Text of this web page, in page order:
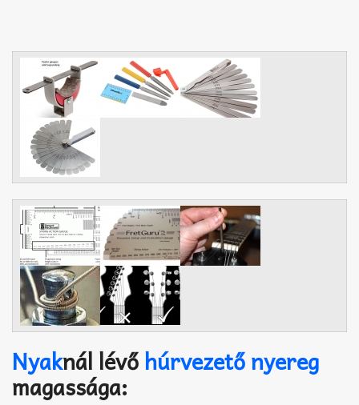
Nyaknál lévőhúrvezetőnyereg
magassága: